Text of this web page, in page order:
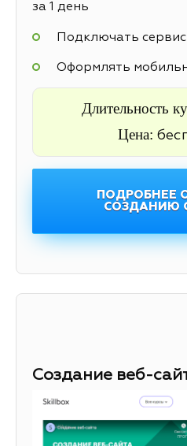
за 1 день
Подключать
Оформлять
Длительность
Цена:
ПОДРОБНЕЕ
СОЗДАНИЮ
Создание веб-